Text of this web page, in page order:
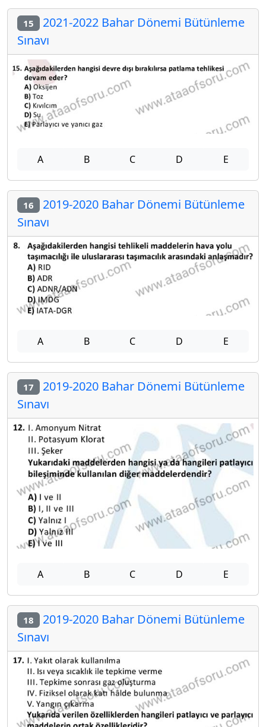
15 2021-2022 Bahar Dönemi Bütünleme
Sınavı
A B C D E
16 2019-2020 Bahar Dönemi Bütünleme
Sınavı
A B C D E
17 2019-2020 Bahar Dönemi Bütünleme
Sınavı
A B C D E
18 2019-2020 Bahar Dönemi Bütünleme
Sınavı